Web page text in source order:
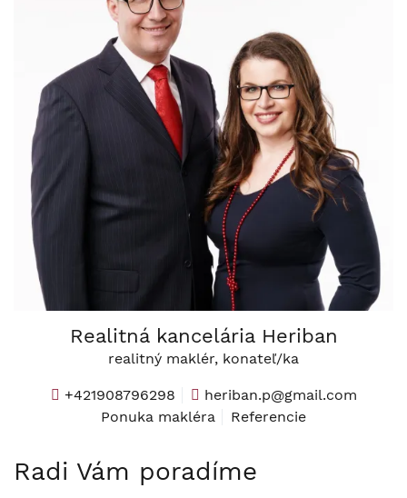
Realitná kancelária Heriban
realitný maklér, konateľ/ka
+421908796298
heriban.p@gmail.com
Ponuka makléra
Referencie
Radi Vám poradíme